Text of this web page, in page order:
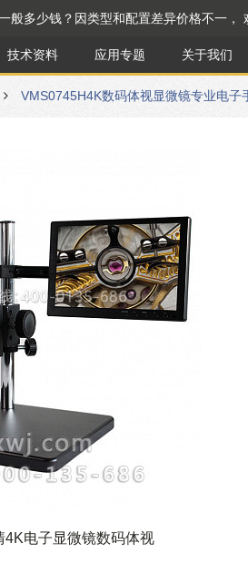
般多少钱？因类型和配置差异价格不一，
技术资料 应用专题 关于我们
VMS0745H4K数码体视显微镜专业电子
电子显微镜数码体视